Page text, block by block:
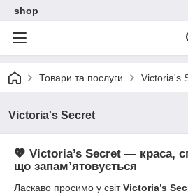
shop
Товари та послуги Victoria's
Victoria's Secret
💖 Victoria’s Secret — краса,
що запам’ятовується
Ласкаво просимо у світVictoria’s